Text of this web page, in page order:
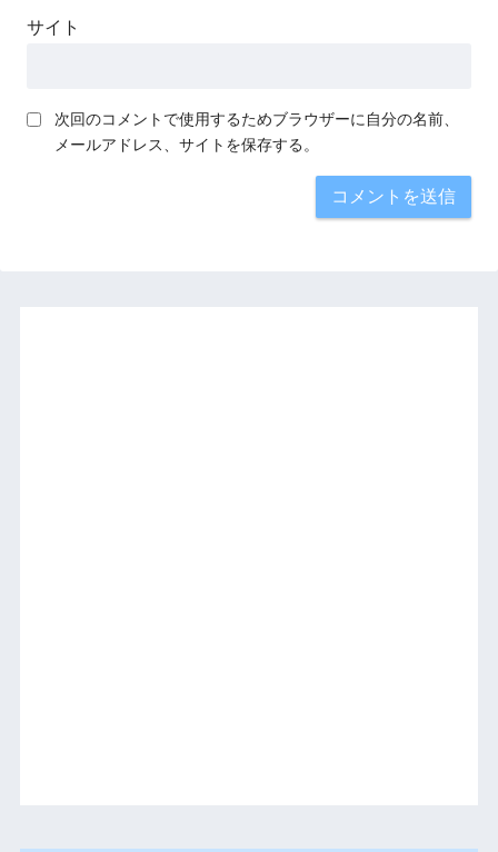
サイト
次回のコメントで使用するためブラウザーに自分の名前、
メールアドレス、サイトを保存する。